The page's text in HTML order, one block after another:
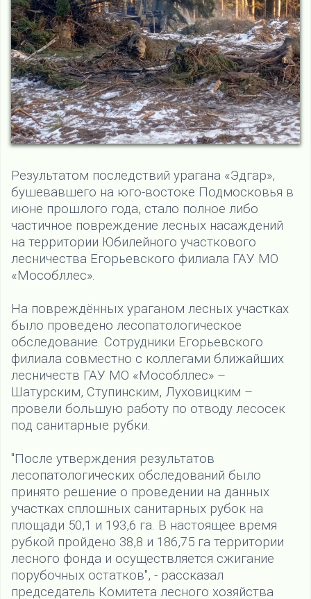
Результатом последствий урагана «Эдгар»,
бушевавшего на юго-востоке Подмосковья в
июне прошлого года, стало полное либо
частичное повреждение лесных насаждений
на территории Юбилейного участкового
лесничества Егорьевского филиала ГАУ МО
«Мособллес».
На повреждённых ураганом лесных участках
было проведено лесопатологическое
обследование. Сотрудники Егорьевского
филиала совместно с коллегами ближайших
лесничеств ГАУ МО «Мособллес» –
Шатурским, Ступинским, Луховицким –
провели большую работу по отводу лесосек
под санитарные рубки.
"После утверждения результатов
лесопатологических обследований было
принято решение о проведении на данных
участках сплошных санитарных рубок на
площади 50,1 и 193,6 га. В настоящее время
рубкой пройдено 38,8 и 186,75 га территории
лесного фонда и осуществляется сжигание
порубочных остатков", - рассказал
председатель Комитета лесного хозяйства